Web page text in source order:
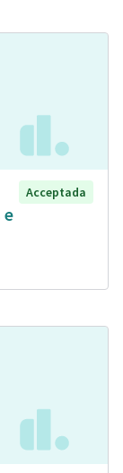
e
Acceptada